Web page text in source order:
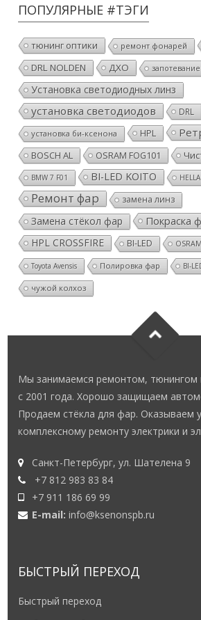
ПОПУЛЯРНЫЕ #ТЭГИ
тюнинг оптики ремонт фонарей
DRL NOLDEN
ДХО
Установка светодиодных линз
установка светодиодов DRL
установка би-ксенона HPL
BOSCH AL OSRAM FOG101
BMW 7 F01 BI-LED KOITO HELLA
Ремонт фар замена линз
Замена стёкол фар Покраска
HPL CROSSFIRE BI-LED
Toyota Avensis Полировка фар BI-
чужой колхоз
Мы занимаемся ремонтом,
с 2001 года. Хорошо защищаем
Продаем стёкла для фар. Оказываем
комплексному ремонту электрики и
Санкт-Петербург, ул. Шателена 9
+7 812 983 83 84
+7 911 186 69 99
E-mail:info@ksenonspb.ru
БЫСТРЫЙ ПЕРЕХОД
Быстрый переход